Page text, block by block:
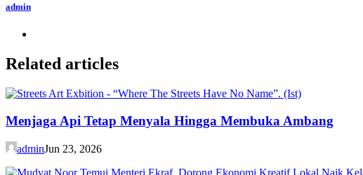
admin
Related articles
Menjaga Api Tetap Menyala Hingga Membuka Ambang
adminJun 23, 2026